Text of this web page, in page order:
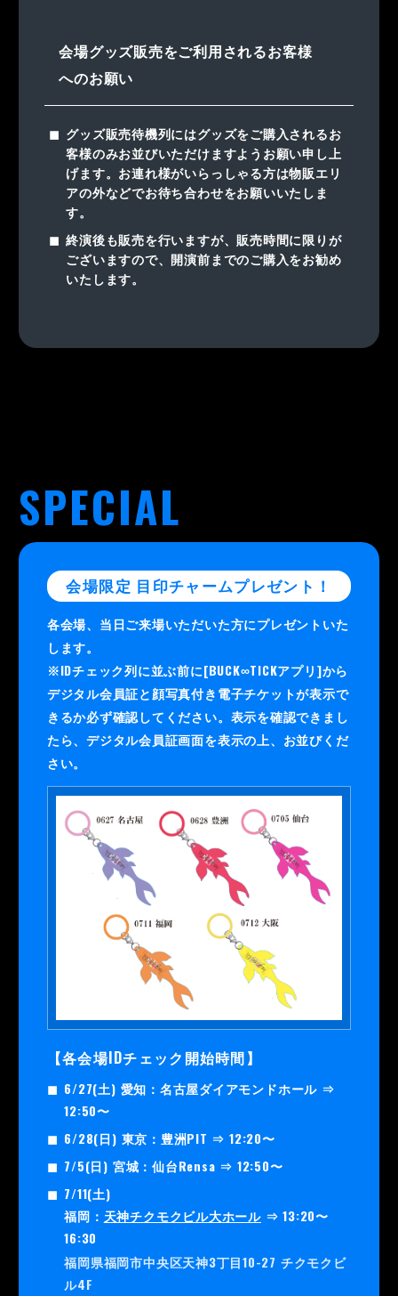
会場グッズ販売をご利用されるお客様
へのお願い
グッズ販売待機列にはグッズをご購入されるお
客様のみお並びいただけますようお願い申し上
げます。お連れ様がいらっしゃる方は物販エリ
アの外などでお待ち合わせをお願いいたしま
す。
終演後も販売を行いますが、販売時間に限りが
ございますので、開演前までのご購入をお勧め
いたします。
SPECIAL
会場限定 目印チャームプレゼント！
各会場、当日ご来場いただいた方にプレゼントいた
します。
※IDチェック列に並ぶ前に[BUCK∞TICKアプリ]から
デジタル会員証と顔写真付き電子チケットが表示で
きるか必ず確認してください。表示を確認できまし
たら、デジタル会員証画面を表示の上、お並びくだ
さい。
【各会場IDチェック開始時間】
6/27(土) 愛知： 名古屋ダイアモンドホール ⇒
12:50〜
6/28(日) 東京： 豊洲PIT ⇒ 12:20〜
7/5(日) 宮城：仙台Rensa ⇒ 12:50〜
7/11(土)
福岡： 天神チクモクビル大ホール⇒ 13:20〜
16:30
福岡県福岡市中央区天神3丁目10-27 チクモクビ
ル4F